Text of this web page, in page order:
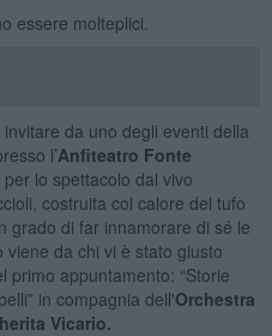
essere molteplici.
da uno degli eventi della
l’Anfiteatro Fonte
per lo spettacolo dal vivo
costruita col calore del tufo
grado di far innamorare di sé le
da chi vi è stato giusto
primo appuntamento: “Storie
in compagnia dell'Orchestra
Vicario.